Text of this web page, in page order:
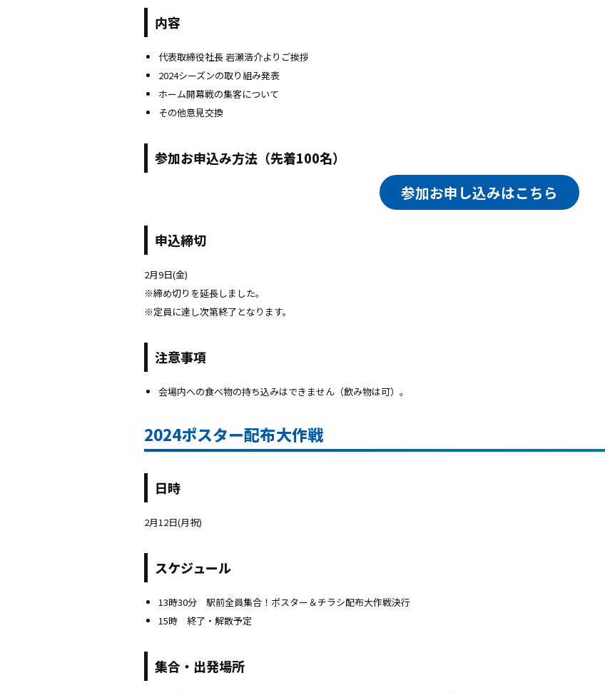
内容
代表取締役社長 岩瀬浩介よりご挨拶
2024シーズンの取り組み発表
ホーム開幕戦の集客について
その他意見交換
参加お申込み方法（先着100名）
参加お申し込みはこちら
申込締切
2月9日(金)
※締め切りを延長しました。
※定員に達し次第終了となります。
注意事項
会場内への食べ物の持ち込みはできません（飲み物は可）。
2024ポスター配布大作戦
日時
2月12日(月祝)
スケジュール
13時30分 駅前全員集合！ポスター＆チラシ配布大作戦決行
15時 終了・解散予定
集合・出発場所